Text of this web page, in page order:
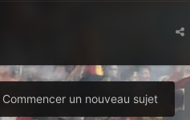
Commencer un nouveau sujet